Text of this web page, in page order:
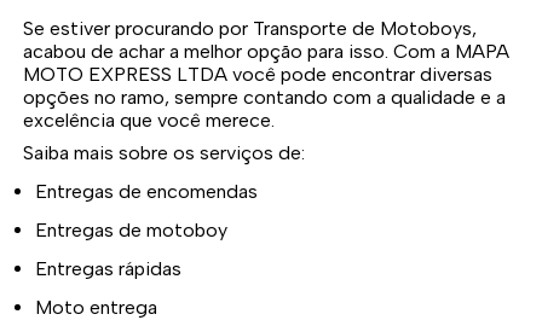
Se estiver procurando por Transporte de Motoboys,
acabou de achar a melhor opção para isso. Com a MAPA
MOTO EXPRESS LTDA você pode encontrar diversas
opções no ramo, sempre contando com a qualidade e a
excelência que você merece.
Saiba mais sobre os serviços de:
Entregas de encomendas
Entregas de motoboy
Entregas rápidas
Moto entrega